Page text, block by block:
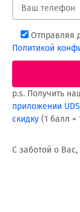
Отправляя
Политикой
p.s. Получить
приложении
скидку (1 балл =
С заботой о